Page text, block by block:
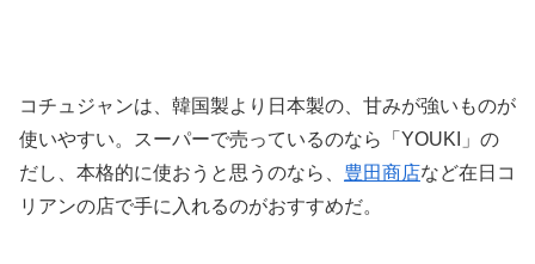
コチュジャンは、韓国製より日本製の、甘みが強いものが
使いやすい。スーパーで売っているのなら「YOUKI」の
だし、本格的に使おうと思うのなら、 豊田商店など在日コ
リアンの店で手に入れるのがおすすめだ。